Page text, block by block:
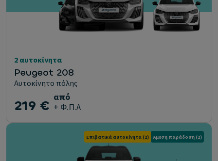
2 αυτοκίνητα
Peugeot 208
Αυτοκίνητο πόλης
219 € από
+ Φ.Π.Α
Επιβατικά αυτοκίνητα (2) Άμεση παράδοση (2)